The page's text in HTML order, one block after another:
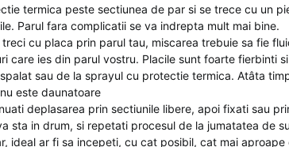
termica peste sectiunea de par si se trece cu un
Parul fara complicatii se va indrepta mult mai bine.
cu placa prin parul tau, miscarea trebuie sa fie
care ies din parul vostru. Placile sunt foarte fierbinti
sau de la sprayul cu protectie termica. Atâta
este daunatoare
deplasarea prin sectiunile libere, apoi fixati sau
sta in drum, si repetati procesul de la jumatatea de
ideal ar fi sa incepeti, cu cat posibil, cat mai aproape